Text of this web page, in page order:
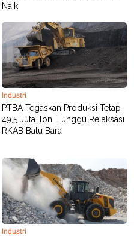
Naik
Industri
PTBA Tegaskan Produksi Tetap
49,5 Juta Ton, Tunggu Relaksasi
RKAB Batu Bara
Industri